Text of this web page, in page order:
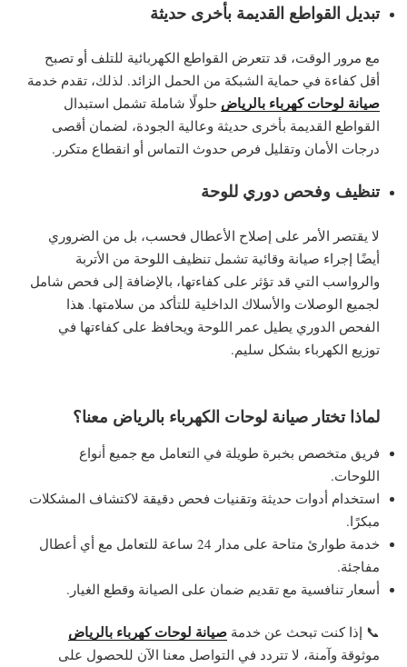
تبديل القواطع القديمة بأخرى حديثة
مع مرور الوقت، قد تتعرض القواطع الكهربائية للتلف أو تصبح
أقل كفاءة في حماية الشبكة من الحمل الزائد. لذلك، تقدم خدمة
صيانة لوحات كهرباء بالرياض حلولًا شاملة تشمل استبدال
القواطع القديمة بأخرى حديثة وعالية الجودة، لضمان أقصى
درجات الأمان وتقليل فرص حدوث التماس أو انقطاع متكرر.
تنظيف وفحص دوري للوحة
لا يقتصر الأمر على إصلاح الأعطال فحسب، بل من الضروري
أيضًا إجراء صيانة وقائية تشمل تنظيف اللوحة من الأتربة
والرواسب التي قد تؤثر على كفاءتها، بالإضافة إلى فحص شامل
لجميع الوصلات والأسلاك الداخلية للتأكد من سلامتها. هذا
الفحص الدوري يطيل عمر اللوحة ويحافظ على كفاءتها في
توزيع الكهرباء بشكل سليم.
لماذا تختار صيانة لوحات الكهرباء بالرياض معنا؟
فريق متخصص بخبرة طويلة في التعامل مع جميع أنواع
اللوحات.
استخدام أدوات حديثة وتقنيات فحص دقيقة لاكتشاف المشكلات
مبكرًا.
خدمة طوارئ متاحة على مدار 24 ساعة للتعامل مع أي أعطال
مفاجئة.
أسعار تنافسية مع تقديم ضمان على الصيانة وقطع الغيار.
📞 إذا كنت تبحث عن خدمة صيانة لوحات كهرباء بالرياض
موثوقة وآمنة، لا تتردد في التواصل معنا الآن للحصول على